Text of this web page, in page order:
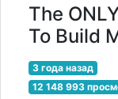
The
To Build
3 года назад
12 148 993